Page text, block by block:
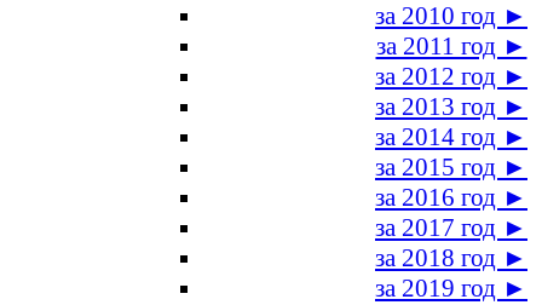
за 2010 год ►
за 2011 год ►
за 2012 год ►
за 2013 год ►
за 2014 год ►
за 2015 год ►
за 2016 год ►
за 2017 год ►
за 2018 год ►
за 2019 год ►